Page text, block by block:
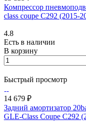
Компрессор
class coupe C292 (2015-
4.8
Есть в наличии
В корзину
Быстрый просмотр
14 679 ₽
Задний амортизатор
GLE-Class Coupe C292